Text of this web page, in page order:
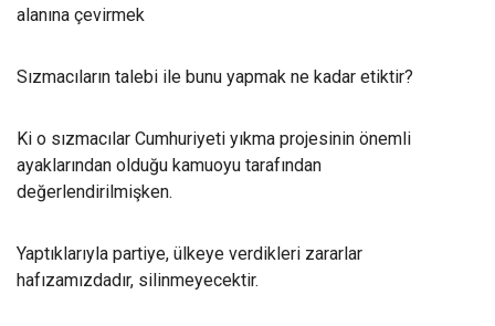
alanına çevirmek
Sızmacıların talebi ile bunu yapmak ne kadar etiktir?
Ki o sızmacılar Cumhuriyeti yıkma projesinin önemli
ayaklarından olduğu kamuoyu tarafından
değerlendirilmişken.
Yaptıklarıyla partiye, ülkeye verdikleri zararlar
hafızamızdadır, silinmeyecektir.